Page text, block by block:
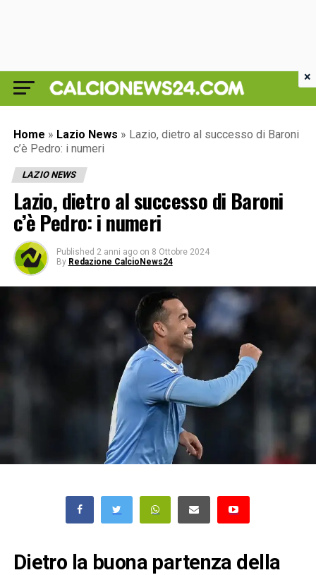
Home » Lazio News » Lazio, dietro al successo di Baroni
c’è Pedro: i numeri
LAZIO NEWS
Lazio, dietro al successo di Baroni
c’è Pedro: i numeri
Published 2 anni ago on 8 Ottobre 2024
By Redazione CalcioNews24
Dietro la buona partenza della
×